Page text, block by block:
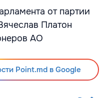
от партии
Платон
АО
Point.md в Google